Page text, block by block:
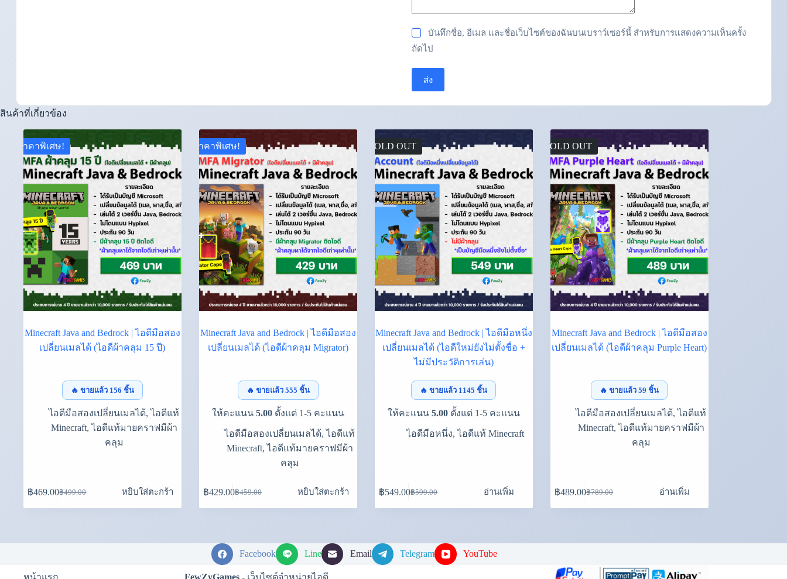
บันทึกชื่อ, อีเมล และชื่อเว็บไซต์ของฉันบนเบราว์เซอร์นี้ สำหรับการแสดงความเห็นครั้ง
ถัดไป
ส่ง
สินค้าที่เกี่ยวข้อง
ราคาพิเศษ!
Minecraft Java and Bedrock | ไอดีมือสอง
เปลี่ยนเมลได้ (ไอดีผ้าคลุม 15 ปี)
🔥 ขายแล้ว 156 ชิ้น
ไอดีมือสองเปลี่ยนเมลได้,ไอดีแท้
Minecraft,ไอดีแท้มายคราฟมีผ้า
คลุม
฿499.00
Original
price
฿469.00Current
price
หยิบใส่ตะกร้า
ราคาพิเศษ!
Minecraft Java and Bedrock | ไอดีมือสอง
เปลี่ยนเมลได้ (ไอดีผ้าคลุม Migrator)
🔥 ขายแล้ว 555 ชิ้น
ให้คะแนน 5.00ตั้งแต่ 1-5 คะแนน
ไอดีมือสองเปลี่ยนเมลได้,ไอดีแท้
Minecraft,ไอดีแท้มายคราฟมีผ้า
คลุม
฿459.00
Original
price
฿429.00Current
price
หยิบใส่ตะกร้า
SOLD OUT
Minecraft Java and Bedrock | ไอดีมือหนึ่ง
เปลี่ยนเมลได้ (ไอดีใหม่ยังไม่ตั้งชื่อ +
ไม่มีประวัติการเล่น)
🔥 ขายแล้ว 1145 ชิ้น
ให้คะแนน 5.00ตั้งแต่ 1-5 คะแนน
ไอดีมือหนึ่ง,ไอดีแท้ Minecraft
฿599.00
Original
price
฿549.00Current
price
อ่านเพิ่ม
SOLD OUT
Minecraft Java and Bedrock | ไอดีมือสอง
เปลี่ยนเมลได้ (ไอดีผ้าคลุม Purple Heart)
🔥 ขายแล้ว 59 ชิ้น
ไอดีมือสองเปลี่ยนเมลได้,ไอดีแท้
Minecraft,ไอดีแท้มายคราฟมีผ้า
คลุม
฿789.00
Original
price
฿489.00Current
price
อ่านเพิ่ม
Facebook Line Email Telegram YouTube